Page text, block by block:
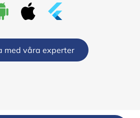
med våra experter